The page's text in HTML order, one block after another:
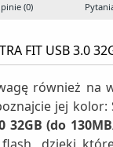
(0)
FIT USB 3.0
również na
jej kolor:
32GB (do